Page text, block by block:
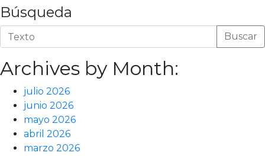
Búsqueda
Buscar
Archives by Month:
julio 2026
junio 2026
mayo 2026
abril 2026
marzo 2026